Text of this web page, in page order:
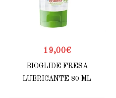
19,00€
BIOGLIDE FRESA
LUBRICANTE 80 ML